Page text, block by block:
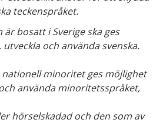
teckenspråket.
är bosatt i Sverige ska ges
och använda svenska.
nationell minoritet ges möjlighet
använda minoritetsspråket,
hörselskadad och den som av